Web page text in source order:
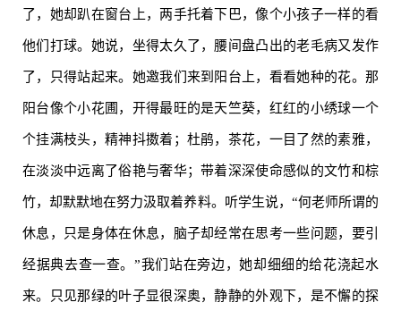
了，她却趴在窗台上，两手托着下巴，像个小孩子一样的看
他们打球。她说，坐得太久了，腰间盘凸出的老毛病又发作
了，只得站起来。她邀我们来到阳台上，看看她种的花。那
阳台像个小花圃，开得最旺的是天竺葵，红红的小绣球一个
个挂满枝头，精神抖擞着；杜鹃，茶花，一目了然的素雅，
在淡淡中远离了俗艳与奢华；带着深深使命感似的文竹和棕
竹，却默默地在努力汲取着养料。听学生说，“何老师所谓的
休息，只是身体在休息，脑子却经常在思考一些问题，要引
经据典去查一查。”我们站在旁边，她却细细的给花浇起水
来。只见那绿的叶子显很深奥，静静的外观下，是不懈的探